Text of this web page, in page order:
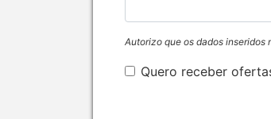
Autorizo que os dados inseridos
Quero receber